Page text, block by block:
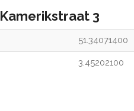
Kamerikstraat 3
51.34071400
3.45202100